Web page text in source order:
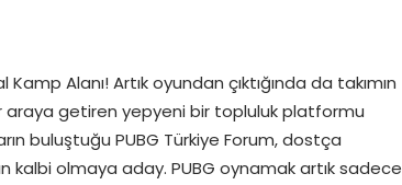
Alanı! Artık oyundan çıktığında da takımın
araya getiren yepyeni bir topluluk platformu
buluştuğu PUBG Türkiye Forum, dostça
kalbi olmaya aday. PUBG oynamak artık sadece